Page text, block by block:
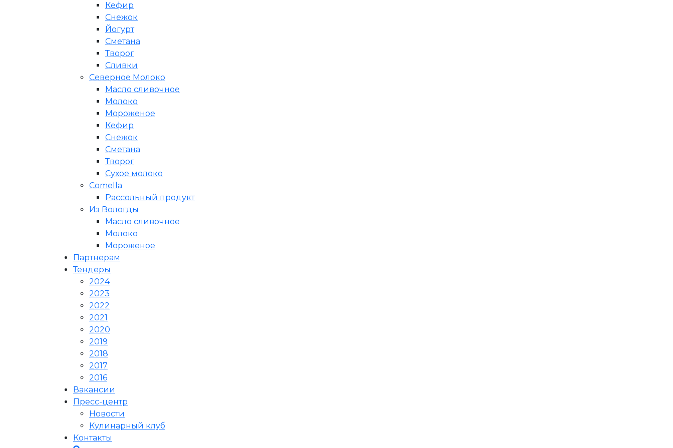
Кефир
Снежок
Йогурт
Сметана
Творог
Сливки
Северное Молоко
Масло сливочное
Молоко
Мороженое
Кефир
Снежок
Сметана
Творог
Сухое молоко
Comеlla
Рассольный продукт
Из Вологды
Масло сливочное
Молоко
Мороженое
Партнерам
Тендеры
2024
2023
2022
2021
2020
2019
2018
2017
2016
Вакансии
Пресс-центр
Новости
Кулинарный клуб
Контакты